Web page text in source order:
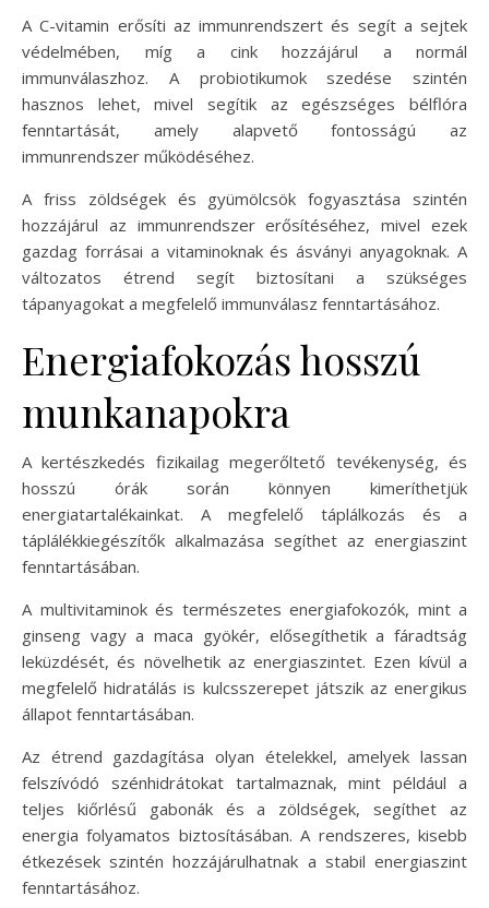
A C-vitamin erősíti az immunrendszert és segít a sejtek
védelmében, míg a cink hozzájárul a normál
immunválaszhoz. A probiotikumok szedése szintén
hasznos lehet, mivel segítik az egészséges bélflóra
fenntartását, amely alapvető fontosságú az
immunrendszer működéséhez.
A friss zöldségek és gyümölcsök fogyasztása szintén
hozzájárul az immunrendszer erősítéséhez, mivel ezek
gazdag forrásai a vitaminoknak és ásványi anyagoknak. A
változatos étrend segít biztosítani a szükséges
tápanyagokat a megfelelő immunválasz fenntartásához.
Energiafokozás hosszú
munkanapokra
A kertészkedés fizikailag megerőltető tevékenység, és
hosszú órák során könnyen kimeríthetjük
energiatartalékainkat. A megfelelő táplálkozás és a
táplálékkiegészítők alkalmazása segíthet az energiaszint
fenntartásában.
A multivitaminok és természetes energiafokozók, mint a
ginseng vagy a maca gyökér, elősegíthetik a fáradtság
leküzdését, és növelhetik az energiaszintet. Ezen kívül a
megfelelő hidratálás is kulcsszerepet játszik az energikus
állapot fenntartásában.
Az étrend gazdagítása olyan ételekkel, amelyek lassan
felszívódó szénhidrátokat tartalmaznak, mint például a
teljes kiőrlésű gabonák és a zöldségek, segíthet az
energia folyamatos biztosításában. A rendszeres, kisebb
étkezések szintén hozzájárulhatnak a stabil energiaszint
fenntartásához.